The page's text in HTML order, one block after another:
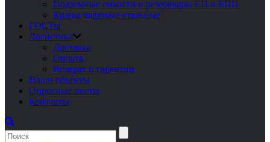
Подземные емкости и резервуары ЕП и ЕПП
Краны шаровые стальные
ГОСТы
Логистика
Доставка
Оплата
Возврат и гарантии
Наши объекты
Опросные листы
Контакты